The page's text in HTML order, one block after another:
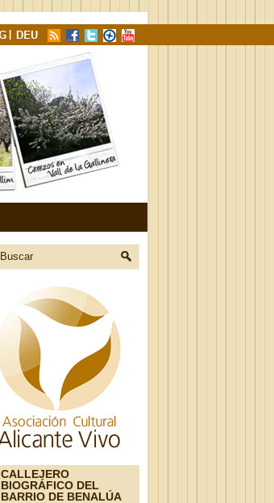
CALLEJERO
BIOGRÁFICO DEL
BARRIO DE BENALÚA